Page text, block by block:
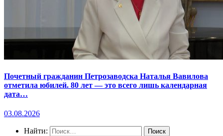
Почетный гражданин Петрозаводска Наталья Вавилова
отметила юбилей. 80 лет — это всего лишь календарная
дата…
03.08.2026
Найти: